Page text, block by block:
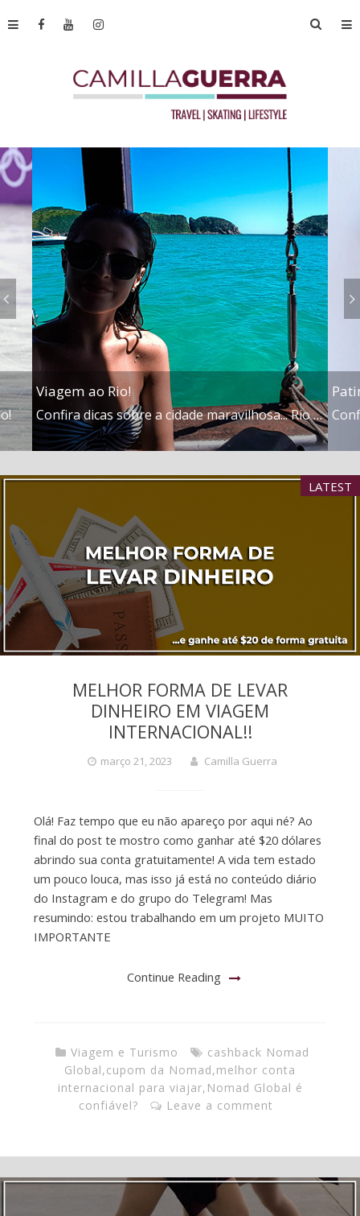
Viagem ao Rio!
Confira dicas sobre a cidade maravilhosa... Rio de Janeiro!
MELHOR FORMA DE LEVAR
DINHEIRO EM VIAGEM
INTERNACIONAL!!
março 21, 2023 Camilla Guerra
LATEST
Olá! Faz tempo que eu não apareço por aqui né? Ao
final do post te mostro como ganhar até $20 dólares
abrindo sua conta gratuitamente! A vida tem estado
um pouco louca, mas isso já está no conteúdo diário
do Instagram e do grupo do Telegram! Mas
resumindo: estou trabalhando em um projeto MUITO
IMPORTANTE
Continue Reading
Viagem e Turismo
cashback Nomad
Global,cupom da Nomad,melhor conta
internacional para viajar, Nomad Global é
confiável?
Leave a comment